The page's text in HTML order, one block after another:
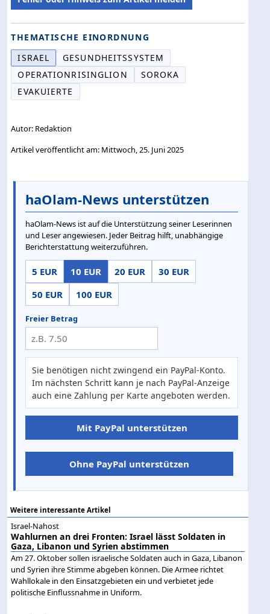
THEMATISCHE EINORDNUNG
ISRAEL
GESUNDHEITSSYSTEM
OPERATIONRISINGLION
SOROKA
EVAKUIERTE
Autor: Redaktion
Artikel veröffentlicht am: Mittwoch, 25. Juni 2025
haOlam-News unterstützen
haOlam-News ist auf die Unterstützung seiner Leserinnen
und Leser angewiesen. Jeder Beitrag hilft, unabhängige
Berichterstattung weiterzuführen.
5 EUR 10 EUR 20 EUR
30 EUR
50 EUR
100 EUR
Freier Betrag
Sie benötigen nicht zwingend ein PayPal-Konto.
Im nächsten Schritt kann je nach PayPal-Anzeige
auch eine Zahlung per Karte angeboten werden.
Mit PayPal unterstützen
Ohne PayPal unterstützen
Weitere interessante Artikel
Israel-Nahost
Wahlurnen an drei Fronten: Israel lässt Soldaten in
Gaza, Libanon und Syrien abstimmen
Am 27. Oktober sollen israelische Soldaten auch in Gaza, Libanon
und Syrien ihre Stimme abgeben können. Die Armee richtet
Wahllokale in den Einsatzgebieten ein und verbietet jede
politische Einflussnahme in Uniform.